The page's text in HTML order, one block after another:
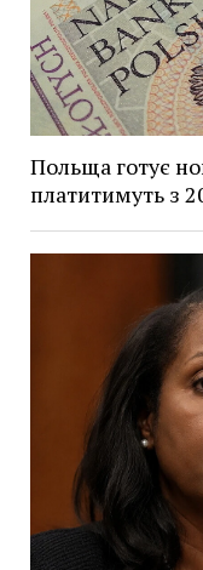
Польща готує
платитимуть з